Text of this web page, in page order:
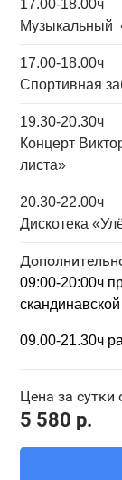
17.00-18.00ч
Музыкальный
17.00-18.00ч
Спортивная
19.30-20.30ч
Концерт
листа»
20.30-22.00ч
Дискотека
09:00-20:00ч
09.00-21.30ч
Цена за сутки
5 580 р.